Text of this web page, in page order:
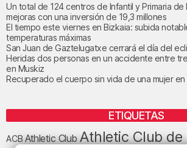
Un total de 124 centros de Infantil y Primaria de
mejoras con una inversión de 19,3 millones
El tiempo este viernes en Bizkaia: subida
temperaturas máximas
San Juan de Gaztelugatxe cerrará el día del
Heridas dos personas en un accidente entre
en Muskiz
Recuperado el cuerpo sin vida de una mujer en
ETIQUETAS
ACBAthletic ClubAthletic Club de